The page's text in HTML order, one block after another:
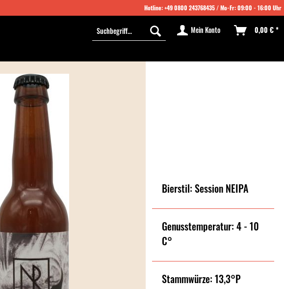
Hotline:+49 0800 243768435 / Mo-Fr: 09:00 - 16:00 Uhr
Mein Konto 0,00 € *
Bierstil: Session NEIPA
Genusstemperatur: 4 - 10
C°
Stammwürze: 13,3°P